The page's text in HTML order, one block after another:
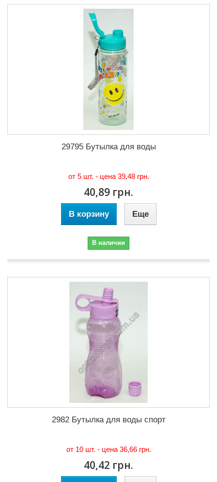
29795 Бутылка для воды
от 5 шт. - цена 39,48 грн.
40,89 грн.
В корзину Еще
В наличии
2982 Бутылка для воды спорт
от 10 шт. - цена 36,66 грн.
40,42 грн.